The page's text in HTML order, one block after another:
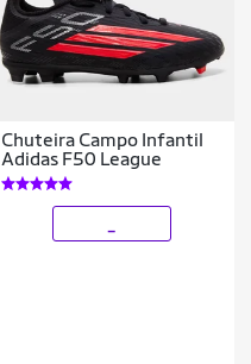
Chuteira Campo Infantil
Adidas F50 League